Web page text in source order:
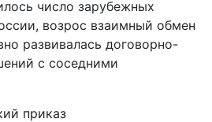
число зарубежных
возрос взаимный обмен
развивалась договорно-
с соседними
приказ